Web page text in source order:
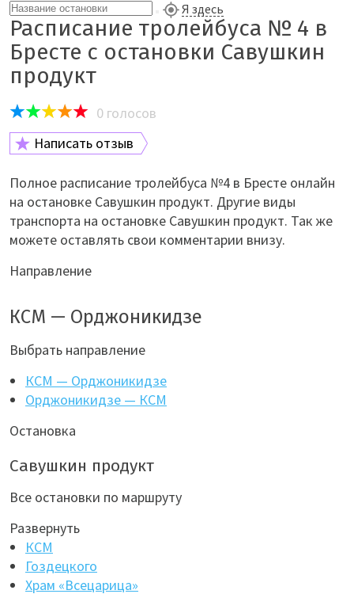
Я здесь
Расписание тролейбуса № 4 в
Бресте с остановки Савушкин
продукт
0 голосов
Написать отзыв
Полное расписание тролейбуса №4 в Бресте онлайн
на остановке Савушкин продукт. Другие виды
транспорта на остановке Савушкин продукт. Так же
можете оставлять свои комментарии внизу.
Направление
КСМ — Орджоникидзе
Выбрать направление
КСМ — Орджоникидзе
Орджоникидзе — КСМ
Остановка
Савушкин продукт
Все остановки по маршруту
Развернуть
КСМ
Гоздецкого
Храм «Всецарица»